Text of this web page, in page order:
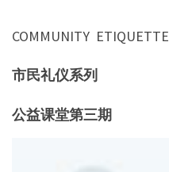
COMMUNITY ETIQUETTE
市民礼仪系列
公益课堂第三期